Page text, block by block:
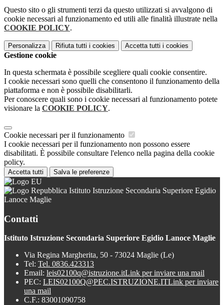
Questo sito o gli strumenti terzi da questo utilizzati si avvalgono di
cookie necessari al funzionamento ed utili alle finalità illustrate nella
COOKIE POLICY.
Personalizza Rifiuta tutti i cookies Accetta tutti i cookies
Gestione cookie
In questa schermata è possibile scegliere quali cookie consentire.
I cookie necessari sono quelli che consentono il funzionamento della
piattaforma e non è possibile disabilitarli.
Per conoscere quali sono i cookie necessari al funzionamento potete
visionare la COOKIE POLICY.
Cookie necessari per il funzionamento
I cookie necessari per il funzionamento non possono essere
disabilitati. È possibile consultare l'elenco nella pagina della cookie
policy.
Accetta tutti Salva le preferenze
Istituto Istruzione Secondaria Superiore Egidio
Lanoce Maglie
Contatti
Istituto Istruzione Secondaria Superiore Egidio Lanoce Maglie
Via Regina Margherita, 50 - 73024 Maglie (Le)
Tel: Tel. 0836.423313
Email: leis02100q@istruzione.itLink per inviare una mail
PEC: LEIS02100Q@PEC.ISTRUZIONE.ITLink per inviare
una mail
C.F.: 83001090758